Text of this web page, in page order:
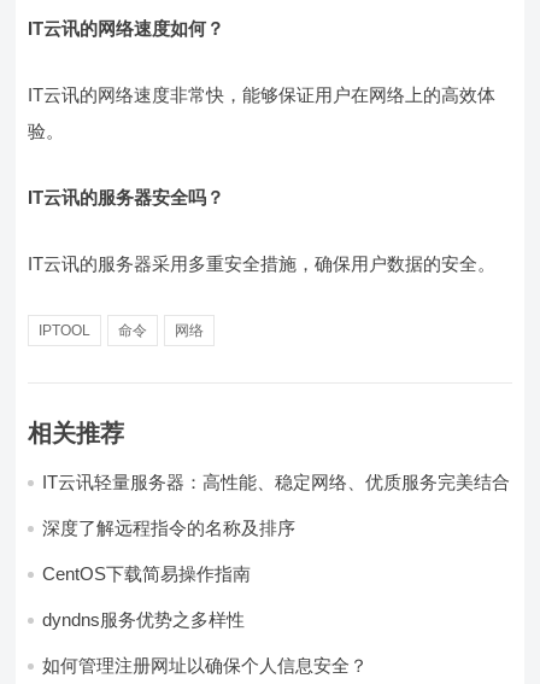
IT云讯的网络速度如何？
IT云讯的网络速度非常快，能够保证用户在网络上的高效体
验。
IT云讯的服务器安全吗？
IT云讯的服务器采用多重安全措施，确保用户数据的安全。
IPTOOL 命令 网络
相关推荐
IT云讯轻量服务器：高性能、稳定网络、优质服务完美结合
深度了解远程指令的名称及排序
CentOS下载简易操作指南
dyndns服务优势之多样性
如何管理注册网址以确保个人信息安全？